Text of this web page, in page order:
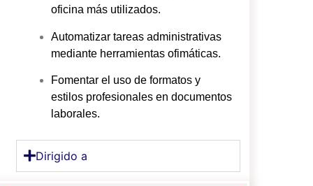
oficina más utilizados.
Automatizar tareas administrativas
mediante herramientas ofimáticas.
Fomentar el uso de formatos y
estilos profesionales en documentos
laborales.
Dirigido a